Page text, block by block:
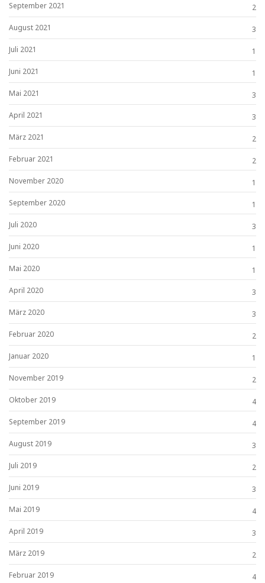
September 2021
2
August 2021
3
Juli 2021
1
Juni 2021
1
Mai 2021
3
April 2021
3
März 2021
2
Februar 2021
2
November 2020
1
September 2020
1
Juli 2020
3
Juni 2020
1
Mai 2020
1
April 2020
3
März 2020
3
Februar 2020
2
Januar 2020
1
November 2019
2
Oktober 2019
4
September 2019
4
August 2019
3
Juli 2019
2
Juni 2019
3
Mai 2019
4
April 2019
3
März 2019
2
Februar 2019
4